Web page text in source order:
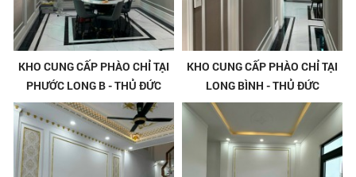
KHO CUNG CẤP PHÀO CHỈ TẠI
PHƯỚC LONG B - THỦ ĐỨC
KHO CUNG CẤP PHÀO CHỈ TẠI
LONG BÌNH - THỦ ĐỨC